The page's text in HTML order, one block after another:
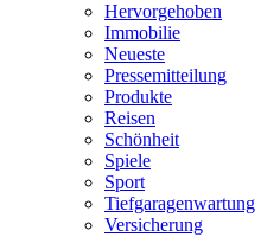
Hervorgehoben
Immobilie
Neueste
Pressemitteilung
Produkte
Reisen
Schönheit
Spiele
Sport
Tiefgaragenwartung
Versicherung